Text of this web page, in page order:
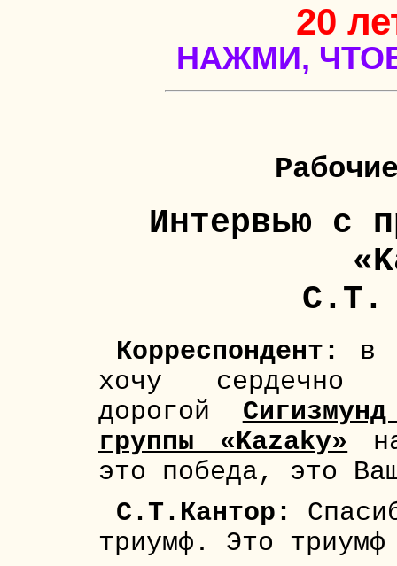
20
НАЖМИ,
Интервью с
С.Т.
Корреспондент:
в
хочу сердечно
дорогой
группы «Kazaky»
это победа, это
С.Т.Кантор:
триумф. Это